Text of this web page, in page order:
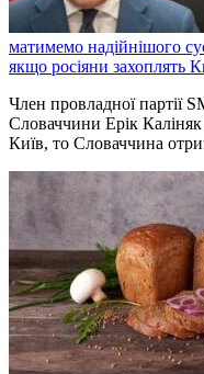
матимемо надійнішого
якщо росіяни захоплять
Член провладної партії
Словаччини Ерік
Київ, то Словаччина